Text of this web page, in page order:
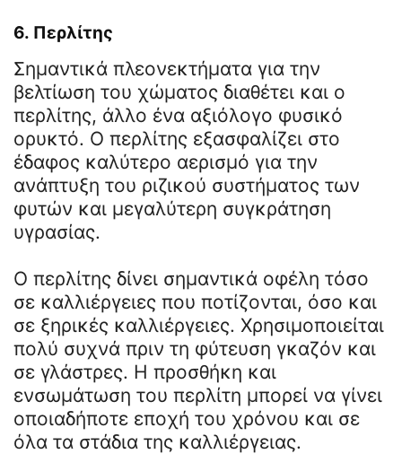
6. Περλίτης
Σημαντικά πλεονεκτήματα για την
βελτίωση του χώματος διαθέτει και ο
περλίτης, άλλο ένα αξιόλογο φυσικό
ορυκτό. Ο περλίτης εξασφαλίζει στο
έδαφος καλύτερο αερισμό για την
ανάπτυξη του ριζικού συστήματος των
φυτών και μεγαλύτερη συγκράτηση
υγρασίας.
Ο περλίτης δίνει σημαντικά οφέλη τόσο
σε καλλιέργειες που ποτίζονται, όσο και
σε ξηρικές καλλιέργειες. Χρησιμοποιείται
πολύ συχνά πριν τη φύτευση γκαζόν και
σε γλάστρες. Η προσθήκη και
ενσωμάτωση του περλίτη μπορεί να γίνει
οποιαδήποτε εποχή του χρόνου και σε
όλα τα στάδια της καλλιέργειας.